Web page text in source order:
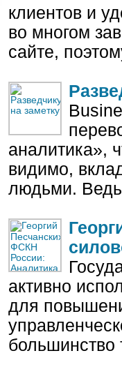
клиентов и
во многом
сайте,
аналитика»,
видимо,
людьми.
активно
для
большинство